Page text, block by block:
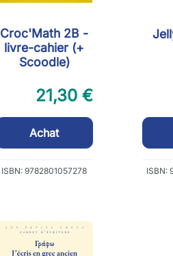
Croc'Math 2B -
livre-cahier (+
Scoodle)
21,30 €
Achat
ISBN: 9782801057278 ISBN: